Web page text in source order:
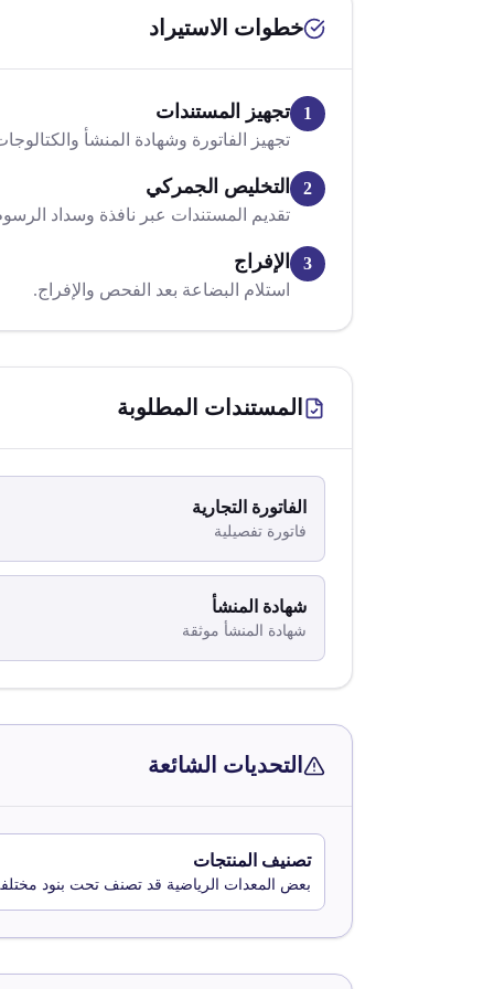
خطوات الاستيراد
1 تجهيز المستندات
تجهيز الفاتورة وشهادة المنشأ
2 التخليص الجمركي
تقديم المستندات عبر نافذة وسداد
3 الإفراج
استلام البضاعة بعد الفحص والإفراج.
المستندات المطلوبة
الفاتورة التجارية
فاتورة تفصيلية
شهادة المنشأ
شهادة المنشأ موثقة
التحديات الشائعة
تصنيف المنتجات
بعض المعدات الرياضية قد تصنف تحت بنود